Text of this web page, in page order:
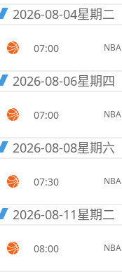
2026-08-04星期二
07:00 NBA
2026-08-06星期四
07:00 NBA
2026-08-08星期六
07:30 NBA
2026-08-11星期二
08:00 NBA